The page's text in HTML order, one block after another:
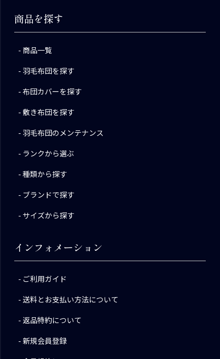
商品を探す
商品一覧
羽毛布団を探す
布団カバーを探す
敷き布団を探す
羽毛布団のメンテナンス
ランクから選ぶ
種類から探す
ブランドで探す
サイズから探す
インフォメーション
ご利用ガイド
送料とお支払い方法について
返品特約について
新規会員登録